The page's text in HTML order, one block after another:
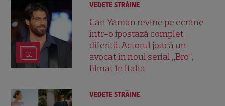
31
VEDETE STRĂINE
Can Yaman revine pe ecrane
într-o ipostază complet
diferită. Actorul joacă un
avocat în noul serial „Bro”,
filmat în Italia
VEDETE STRĂINE